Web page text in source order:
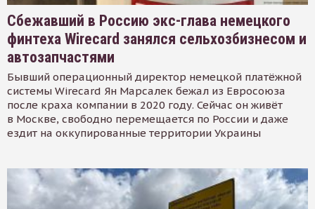
Сбежавший в Россию экс-глава немецкого
финтеха Wirecard занялся сельхозбизнесом и
автозапчастями
Бывший операционный директор немецкой платёжной
системы Wirecard Ян Марсалек бежал из Евросоюза
после краха компании в 2020 году. Сейчас он живёт
в Москве, свободно перемещается по России и даже
ездит на оккупированные территории Украины